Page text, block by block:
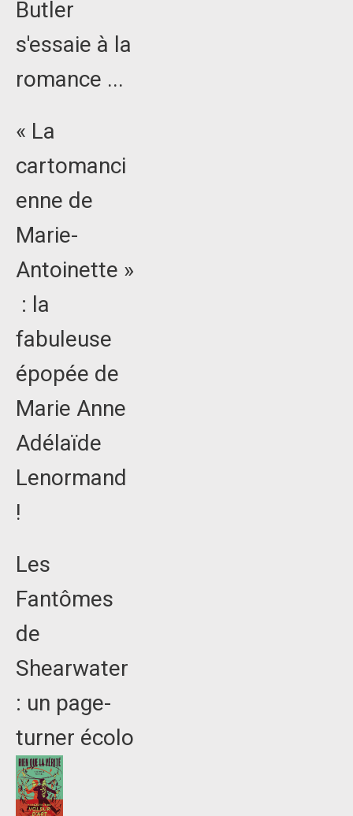
Butler
s'essaie à la
romance ...
« La
cartomanci
enne de
Marie-
Antoinette »
: la
fabuleuse
épopée de
Marie Anne
Adélaïde
Lenormand
!
Les
Fantômes
de
Shearwater
: un page-
turner écolo